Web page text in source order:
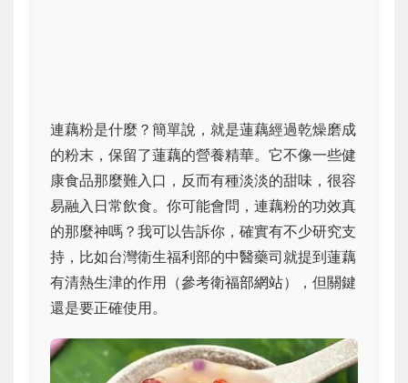
連藕粉是什麼？簡單說，就是蓮藕經過乾燥磨成
的粉末，保留了蓮藕的營養精華。它不像一些健
康食品那麼難入口，反而有種淡淡的甜味，很容
易融入日常飲食。你可能會問，連藕粉的功效真
的那麼神嗎？我可以告訴你，確實有不少研究支
持，比如台灣衛生福利部的中醫藥司就提到蓮藕
有清熱生津的作用（參考衛福部網站），但關鍵
還是要正確使用。